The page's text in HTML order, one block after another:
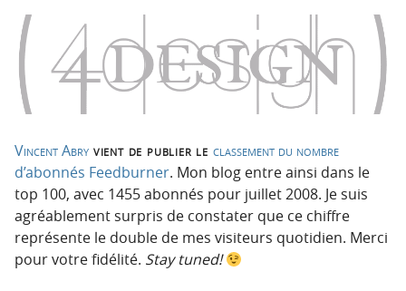
Vincent Abry vient de publier le classement du nombre
d’abonnés Feedburner. Mon blog entre ainsi dans le
top 100, avec 1455 abonnés pour juillet 2008. Je suis
agréablement surpris de constater que ce chiffre
représente le double de mes visiteurs quotidien. Merci
pour votre fidélité. Stay tuned!